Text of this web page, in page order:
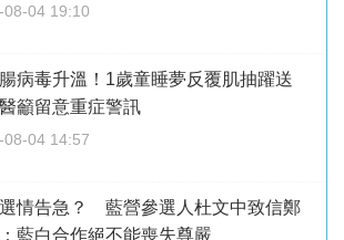
08-04 19:10
病毒升溫！1歲童睡夢反覆肌抽躍送
籲留意重症警訊
08-04 14:57
情告急？ 藍營參選人杜文中致信鄭
藍白合作絕不能喪失尊嚴